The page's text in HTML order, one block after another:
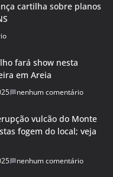
cartilha sobre planos
fará show nesta
em Areia
nenhum comentário
vulcão do Monte
fogem do local; veja
nenhum comentário